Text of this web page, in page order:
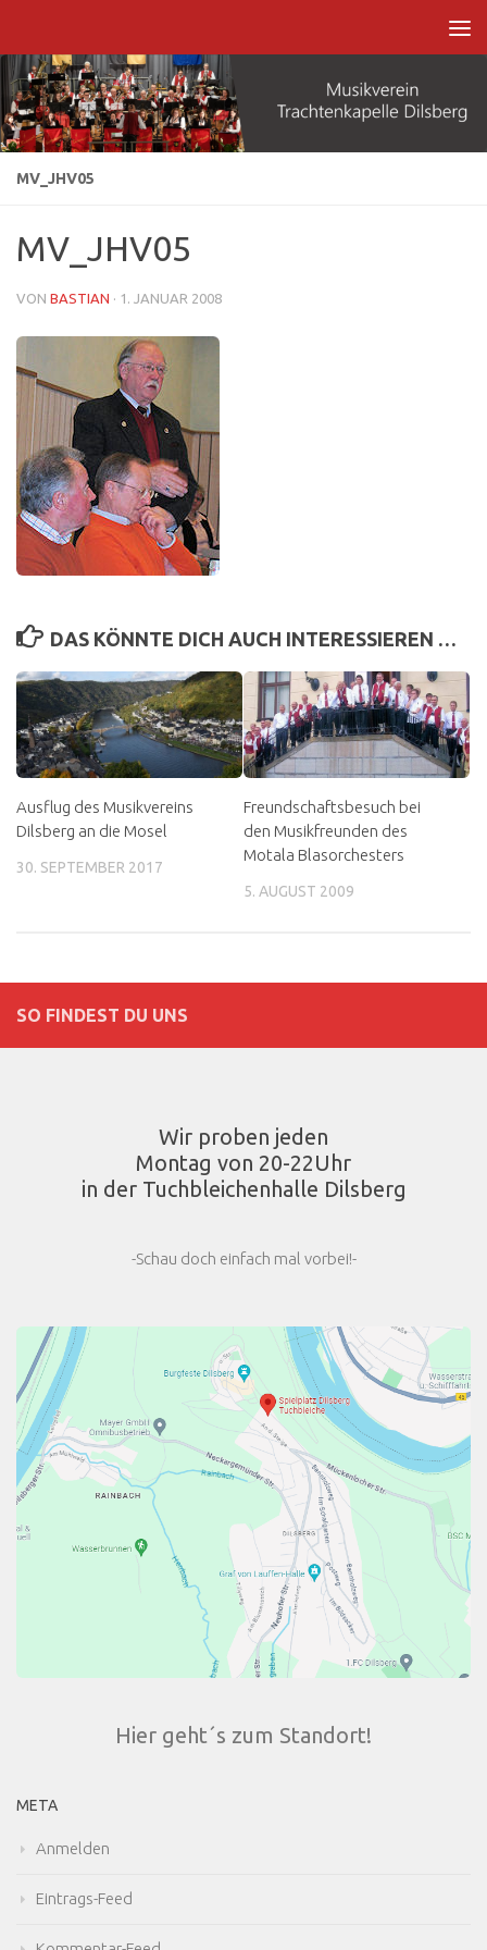
MV_JHV05
MV_JHV05
VON BASTIAN · 1. JANUAR 2008
DAS KÖNNTE DICH AUCH INTERESSIEREN …
Ausflug des Musikvereins
Dilsberg an die Mosel
30. SEPTEMBER 2017
Freundschaftsbesuch bei
den Musikfreunden des
Motala Blasorchesters
5. AUGUST 2009
SO FINDEST DU UNS
Wir proben jeden
Montag von 20-22Uhr
in der Tuchbleichenhalle Dilsberg
-Schau doch einfach mal vorbei!-
Hier geht´s zum Standort!
META
Anmelden
Eintrags-Feed